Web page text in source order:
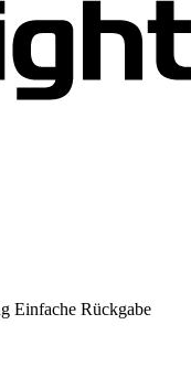
Einfache Rückgabe